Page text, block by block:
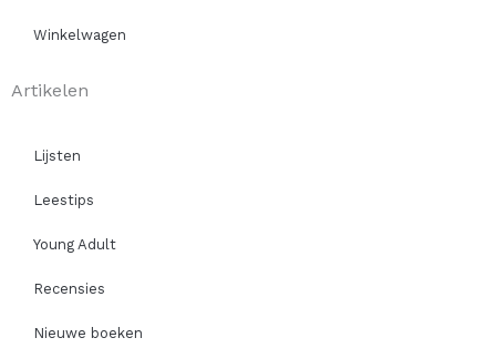
Winkelwagen
Artikelen
Lijsten
Leestips
Young Adult
Recensies
Nieuwe boeken